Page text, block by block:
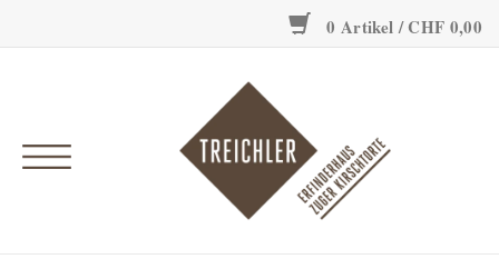
0 Artikel / CHF 0,00
Einzigartig